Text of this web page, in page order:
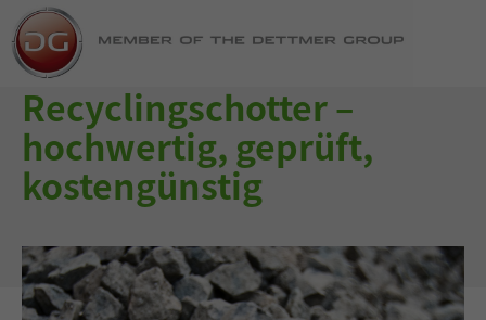
Recyclingschotter –
hochwertig, geprüft,
kostengünstig